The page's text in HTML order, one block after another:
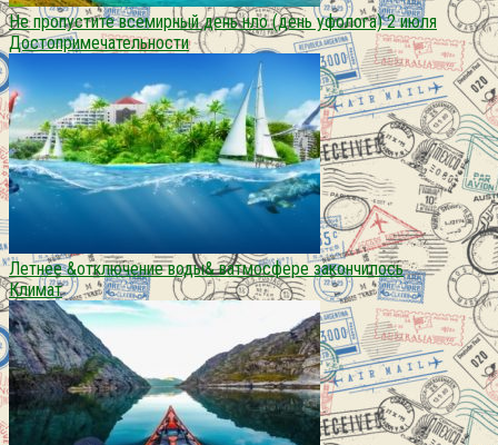
Не пропустите всемирный день нло (день уфолога) 2 июля
Достопримечательности
Летнее &отключение воды& ватмосфере закончилось
Климат